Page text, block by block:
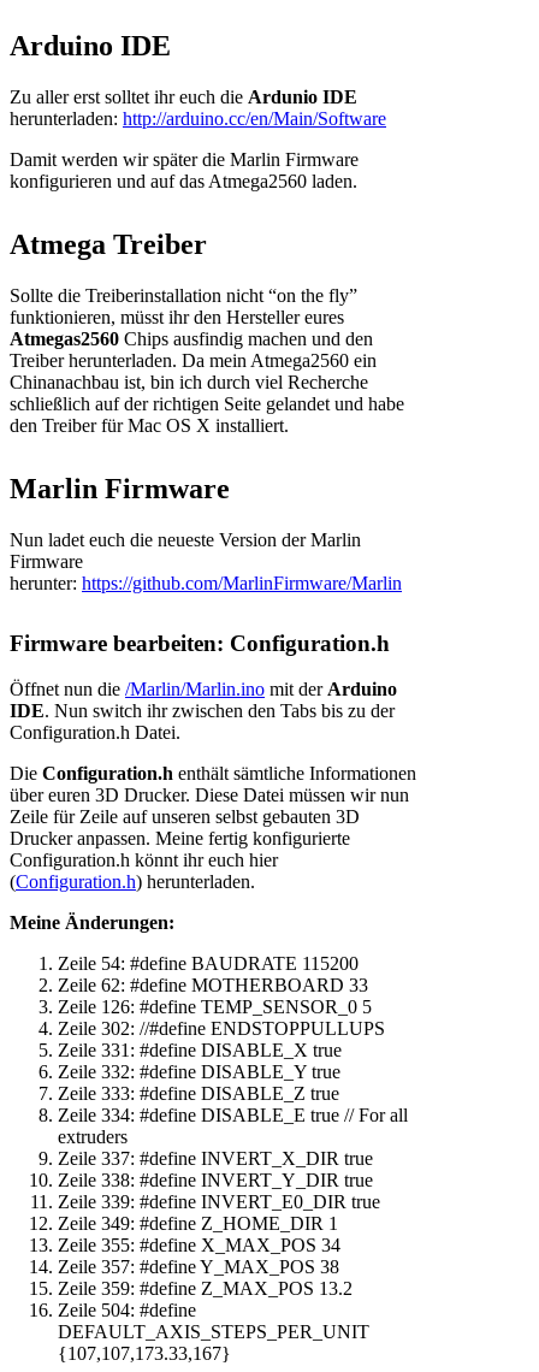
Arduino IDE
Zu aller erst solltet ihr euch die Ardunio IDE
herunterladen: http://arduino.cc/en/Main/Software
Damit werden wir später die Marlin Firmware
konfigurieren und auf das Atmega2560 laden.
Atmega Treiber
Sollte die Treiberinstallation nicht “on the fly”
funktionieren, müsst ihr den Hersteller eures
Atmegas2560 Chips ausfindig machen und den
Treiber herunterladen. Da mein Atmega2560 ein
Chinanachbau ist, bin ich durch viel Recherche
schließlich auf der richtigen Seite gelandet und habe
den Treiber für Mac OS X installiert.
Marlin Firmware
Nun ladet euch die neueste Version der Marlin
Firmware
herunter: https://github.com/MarlinFirmware/Marlin
Firmware bearbeiten: Configuration.h
Öffnet nun die /Marlin/Marlin.ino mit derArduino
IDE. Nun switch ihr zwischen den Tabs bis zu der
Configuration.h Datei.
Die Configuration.h enthält sämtliche Informationen
über euren 3D Drucker. Diese Datei müssen wir nun
Zeile für Zeile auf unseren selbst gebauten 3D
Drucker anpassen. Meine fertig konfigurierte
Configuration.h könnt ihr euch hier
(Configuration.h) herunterladen.
Meine Änderungen:
Zeile 54: #define BAUDRATE 115200
Zeile 62: #define MOTHERBOARD 33
Zeile 126: #define TEMP_SENSOR_0 5
Zeile 302: //#define ENDSTOPPULLUPS
Zeile 331: #define DISABLE_X true
Zeile 332: #define DISABLE_Y true
Zeile 333: #define DISABLE_Z true
Zeile 334: #define DISABLE_E true // For all
extruders
Zeile 337: #define INVERT_X_DIR true
Zeile 338: #define INVERT_Y_DIR true
Zeile 339: #define INVERT_E0_DIR true
Zeile 349: #define Z_HOME_DIR 1
Zeile 355: #define X_MAX_POS 34
Zeile 357: #define Y_MAX_POS 38
Zeile 359: #define Z_MAX_POS 13.2
Zeile 504: #define
DEFAULT_AXIS_STEPS_PER_UNIT
{107,107,173.33,167}